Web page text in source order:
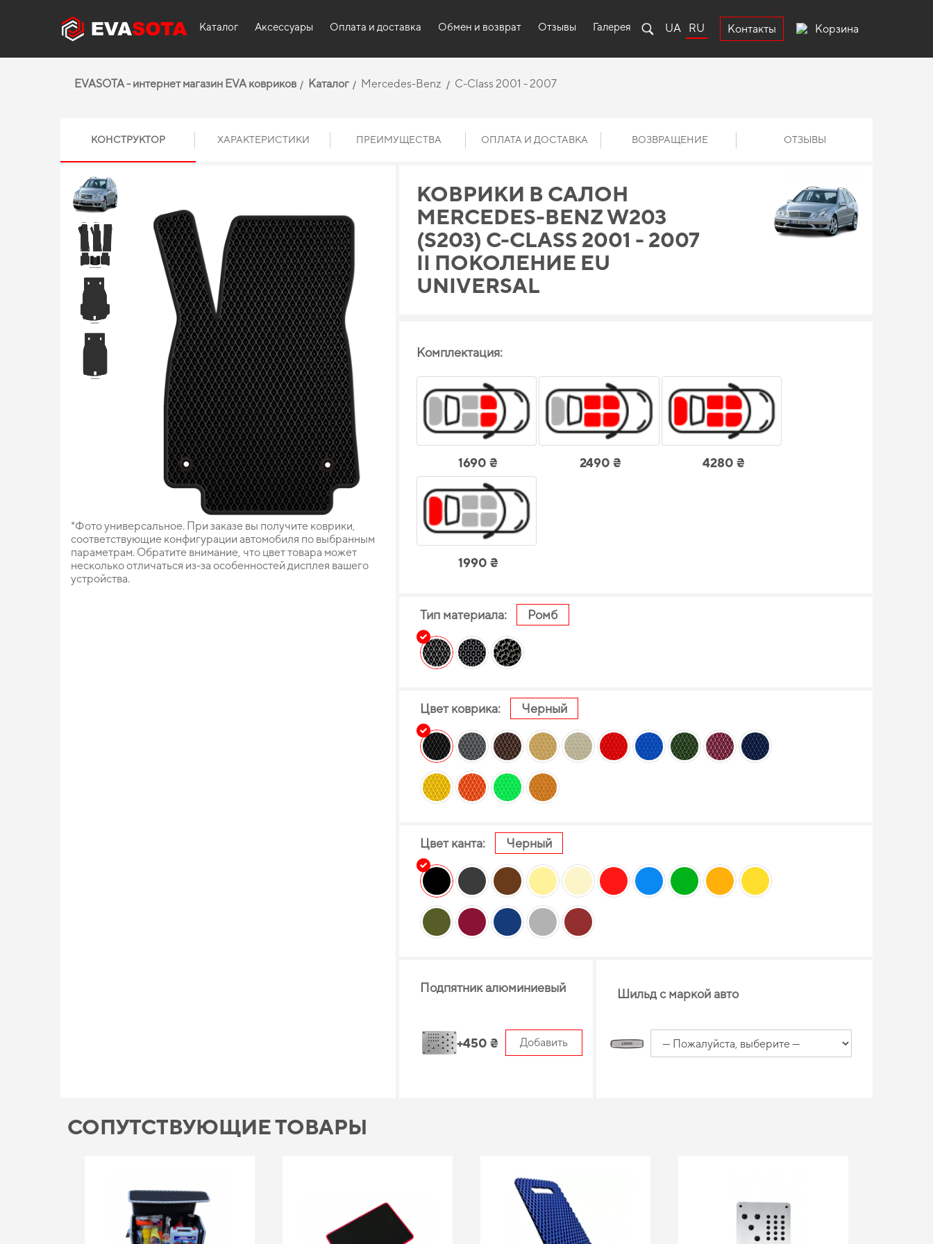
Каталог Аксессуары Оплата и доставка Обмен и возврат Отзывы Галерея UA RU Контакты Корзина
EVASOTA - интернет магазин EVA ковриков Каталог Mercedes-Benz C-Class 2001 - 2007
КОНСТРУКТОР ХАРАКТЕРИСТИКИ ПРЕИМУЩЕСТВА ОПЛАТА И ДОСТАВКА ВОЗВРАЩЕНИЕ ОТЗЫВЫ
*Фото универсальное. При заказе вы получите коврики,
соответствующие конфигурации автомобиля по выбранным
параметрам. Обратите внимание, что цвет товара может
несколько отличаться из-за особенностей дисплея вашего
устройства.
КОВРИКИ В САЛОН
MERCEDES-BENZ W203
(S203) C-CLASS 2001 - 2007
II ПОКОЛЕНИЕ EU
UNIVERSAL
Комплектация:
1690 ₴ 2490 ₴ 4280 ₴
1990 ₴
Тип материала: Ромб
Цвет коврика: Черный
Цвет канта: Черный
Подпятник алюминиевый
+450 ₴ Добавить
Шильд с маркой авто
СОПУТСТВУЮЩИЕ ТОВАРЫ